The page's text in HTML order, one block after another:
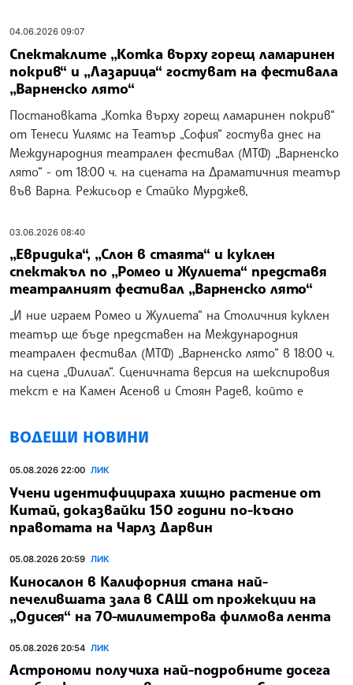
04.06.2026 09:07
Спектаклите „Котка върху горещ ламаринен
покрив“ и „Лазарица“ гостуват на фестивала
„Варненско лято“
Постановката „Котка върху горещ ламаринен покрив“
от Тенеси Уилямс на Театър „София“ гостува днес на
Международния театрален фестивал (МТФ) „Варненско
лято“ - от 18:00 ч. на сцената на Драматичния театър
във Варна. Режисьор е Стайко Мурджев,
03.06.2026 08:40
„Евридика“, „Слон в стаята“ и куклен
спектакъл по „Ромео и Жулиета“ представя
театралният фестивал „Варненско лято“
„И ние играем Ромео и Жулиета“ на Столичния куклен
театър ще бъде представен на Международния
театрален фестивал (МТФ) „Варненско лято“ в 18:00 ч.
на сцена „Филиал“. Сценичната версия на шекспировия
текст е на Камен Асенов и Стоян Радев, който е
ВОДЕЩИ НОВИНИ
05.08.2026 22:00 ЛИК
Учени идентифицираха хищно растение от
Китай, доказвайки 150 години по-късно
правотата на Чарлз Дарвин
05.08.2026 20:59 ЛИК
Киносалон в Калифорния стана най-
печелившата зала в САЩ от прожекции на
„Одисея“ на 70-милиметрова филмова лента
05.08.2026 20:54 ЛИК
Астрономи получиха най-подробните досега